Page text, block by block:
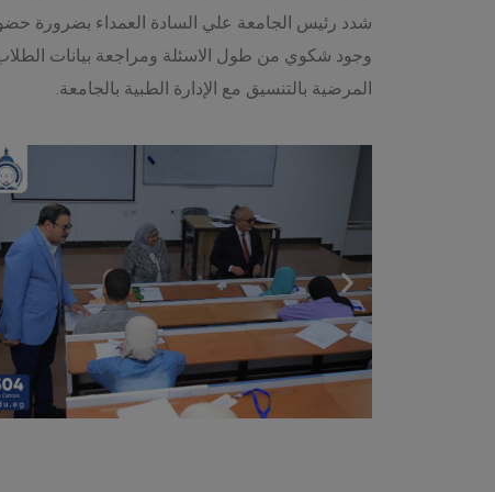
شدد رئيس الجامعة علي السادة العمداء بضرورة
وجود شكوي من طول الاسئلة ومراجعة بيانات الطلاب
المرضية بالتنسيق مع الإدارة الطبية بالجامعة.